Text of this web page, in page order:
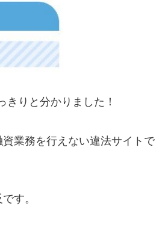
りと分かりました！
業務を行えない違法サイトで
す。